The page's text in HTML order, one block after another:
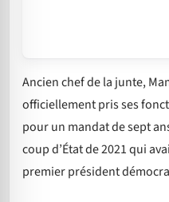
Ancien chef de la junte,
officiellement pris ses
pour un mandat de sept
coup d’État de 2021 qui
premier président